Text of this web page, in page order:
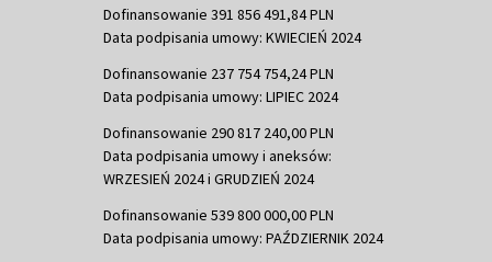
Dofinansowanie 391 856 491,84 PLN
Data podpisania umowy: KWIECIEŃ 2024
Dofinansowanie 237 754 754,24 PLN
Data podpisania umowy: LIPIEC 2024
Dofinansowanie 290 817 240,00 PLN
Data podpisania umowy i aneksów:
WRZESIEŃ 2024 i GRUDZIEŃ 2024
Dofinansowanie 539 800 000,00 PLN
Data podpisania umowy: PAŹDZIERNIK 2024